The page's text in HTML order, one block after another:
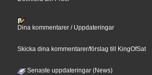
Dina kommentarer / Uppdateringar
Skicka dina kommentarer/förslag till KingOfSat
Senaste uppdateringar (News)